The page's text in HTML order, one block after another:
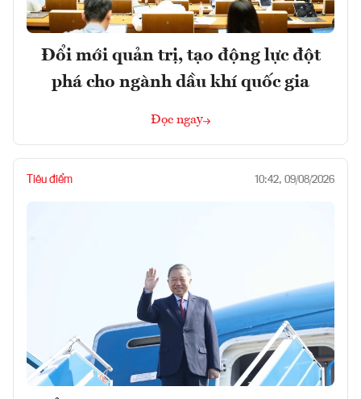
Đổi mới quản trị, tạo động lực đột
phá cho ngành dầu khí quốc gia
Đọc ngay
Tiêu điểm 10:42, 09/08/2026